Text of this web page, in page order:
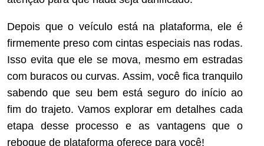
Depois que o veículo está na plataforma, ele é
firmemente preso com cintas especiais nas rodas.
Isso evita que ele se mova, mesmo em estradas
com buracos ou curvas. Assim, você fica tranquilo
sabendo que seu bem está seguro do início ao
fim do trajeto. Vamos explorar em detalhes cada
etapa desse processo e as vantagens que o
reboque de plataforma oferece para você!